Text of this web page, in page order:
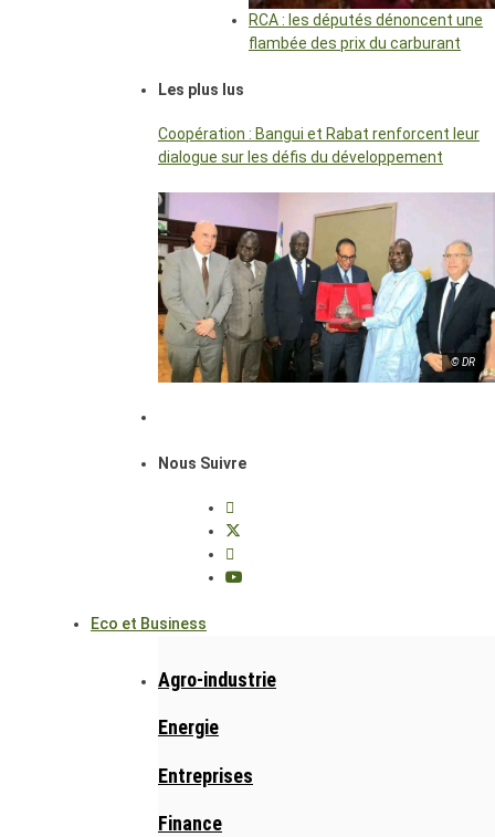
RCA : les députés dénoncent une
flambée des prix du carburant
Les plus lus
Coopération : Bangui et Rabat renforcent leur
dialogue sur les défis du développement
© DR
Nous Suivre
Eco et Business
Agro-industrie
Energie
Entreprises
Finance